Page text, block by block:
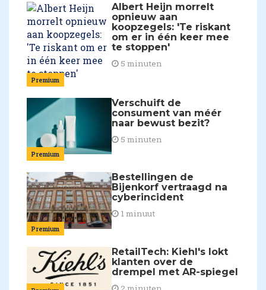
Premium
Albert Heijn morrelt
opnieuw aan
koopzegels: 'Te riskant
om er in één keer mee
te stoppen'
5 minuten
Premium
Verschuift de
consument van méér
naar bewust bezit?
5 minuten
Premium
Bestellingen de
Bijenkorf vertraagd na
cyberincident
1 minuut
RetailTech: Kiehl's lokt
klanten over de
drempel met AR-spiegel